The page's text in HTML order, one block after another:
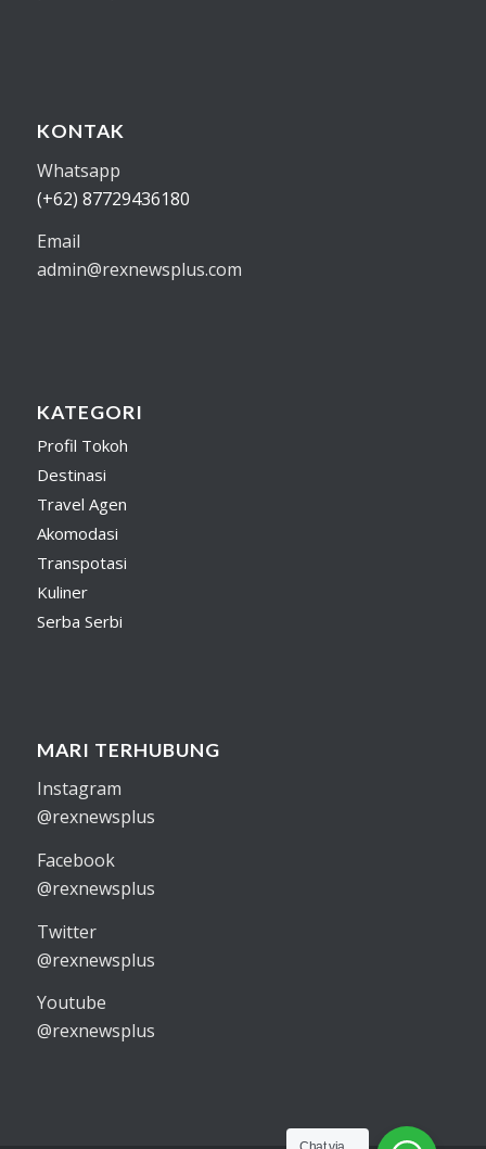
KONTAK
Whatsapp
(+62) 87729436180
Email
admin@rexnewsplus.com
KATEGORI
Profil Tokoh
Destinasi
Travel Agen
Akomodasi
Transpotasi
Kuliner
Serba Serbi
MARI TERHUBUNG
Instagram
@rexnewsplus
Facebook
@rexnewsplus
Twitter
@rexnewsplus
Youtube
@rexnewsplus